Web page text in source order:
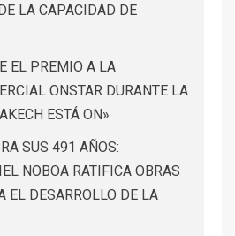
LA CAPACIDAD DE
EL PREMIO A LA
ONSTAR DURANTE LA
ESTÁ ON»
SUS 491 AÑOS:
NOBOA RATIFICA OBRAS
EL DESARROLLO DE LA